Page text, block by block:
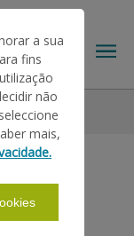
a sua
fins
não
mais,